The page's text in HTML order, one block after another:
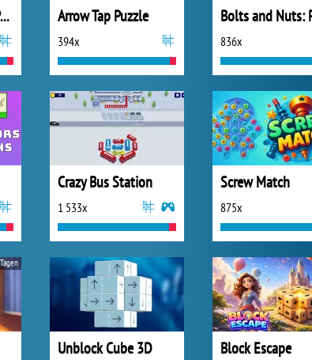
Snake Go: Escape Puzzle Arrow Tap Puzzle
394x 836x
Crazy Bus Station
1 533x
Screw Match
875x
Unblock Cube 3D Block Escape